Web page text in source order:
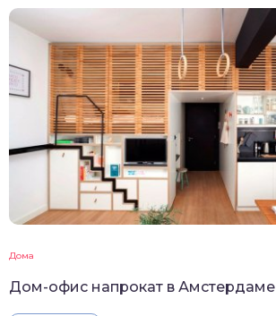
Дома
Дом-офис напрокат в Амстердаме